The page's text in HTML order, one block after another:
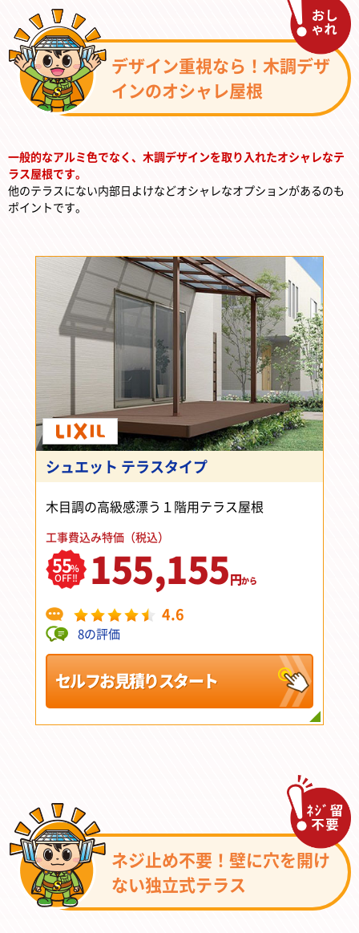
デザイン重視なら！木調デザ
インのオシャレ屋根
一般的なアルミ色でなく、木調デザインを取り入れたオシャレなテ
ラス屋根です。
他のテラスにない内部日よけなどオシャレなオプションがあるのも
ポイントです。
シュエット テラスタイプ
木目調の高級感漂う１階用テラス屋根
工事費込み特価（税込）
55%
OFF!! 155,155円から
4.6
8の評価
セルフお見積りスタート
ネジ止め不要！壁に穴を開け
ない独立式テラス